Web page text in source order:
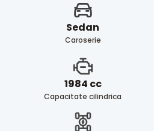
Sedan
Caroserie
1984 cc
Capacitate cilindrica